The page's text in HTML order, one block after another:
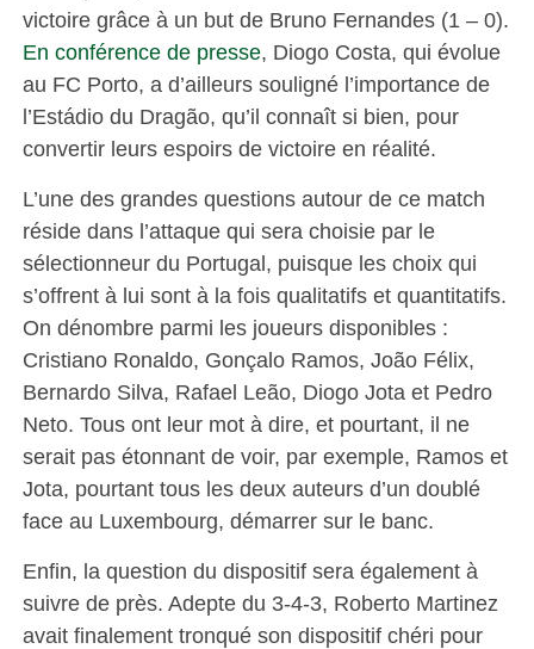
victoire grâce à un but de Bruno Fernandes (1 – 0).
En conférence de presse, Diogo Costa, qui évolue
au FC Porto, a d’ailleurs souligné l’importance de
l’Estádio du Dragão, qu’il connaît si bien, pour
convertir leurs espoirs de victoire en réalité.
L’une des grandes questions autour de ce match
réside dans l’attaque qui sera choisie par le
sélectionneur du Portugal, puisque les choix qui
s’offrent à lui sont à la fois qualitatifs et quantitatifs.
On dénombre parmi les joueurs disponibles :
Cristiano Ronaldo, Gonçalo Ramos, João Félix,
Bernardo Silva, Rafael Leão, Diogo Jota et Pedro
Neto. Tous ont leur mot à dire, et pourtant, il ne
serait pas étonnant de voir, par exemple, Ramos et
Jota, pourtant tous les deux auteurs d’un doublé
face au Luxembourg, démarrer sur le banc.
Enfin, la question du dispositif sera également à
suivre de près. Adepte du 3-4-3, Roberto Martinez
avait finalement tronqué son dispositif chéri pour